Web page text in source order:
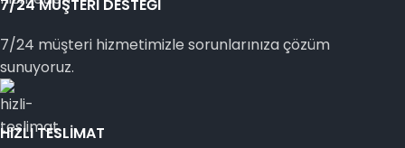
7/24 MÜŞTERİ DESTEĞİ
7/24 müşteri hizmetimizle sorunlarınıza çözüm
sunuyoruz.
HIZLI TESLİMAT